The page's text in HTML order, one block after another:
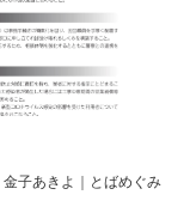
金子あきよ
とばめぐみ